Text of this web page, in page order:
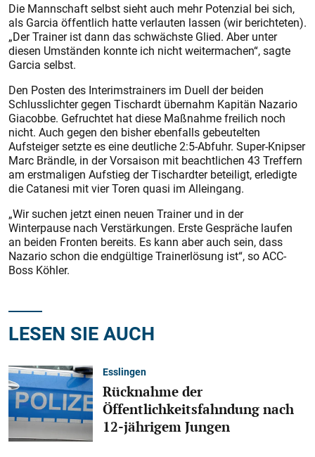
Die Mannschaft selbst sieht auch mehr Potenzial bei sich,
als Garcia öffentlich hatte verlauten lassen (wir berichteten).
„Der Trainer ist dann das schwächste Glied. Aber unter
diesen Umständen konnte ich nicht weitermachen“, sagte
Garcia selbst.
Den Posten des Interimstrainers im Duell der beiden
Schlusslichter gegen Tischardt übernahm Kapitän Nazario
Giacobbe. Gefruchtet hat diese Maßnahme freilich noch
nicht. Auch gegen den bisher ebenfalls gebeutelten
Aufsteiger setzte es eine deutliche 2:5-Abfuhr. Super-Knipser
Marc Brändle, in der Vorsaison mit beachtlichen 43 Treffern
am erstmaligen Aufstieg der Tischardter beteiligt, erledigte
die Catanesi mit vier Toren quasi im Alleingang.
„Wir suchen jetzt einen neuen Trainer und in der
Winterpause nach Verstärkungen. Erste Gespräche laufen
an beiden Fronten bereits. Es kann aber auch sein, dass
Nazario schon die endgültige Trainerlösung ist“, so ACC-
Boss Köhler.
LESEN SIE AUCH
Esslingen
Rücknahme der
Öffentlichkeitsfahndung nach
12-jährigem Jungen